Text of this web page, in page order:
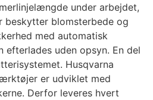
under arbejdet,
beskytter blomsterbede og
med automatisk
efterlades uden opsyn. En del
Husqvarna
er udviklet med
Derfor leveres hvert